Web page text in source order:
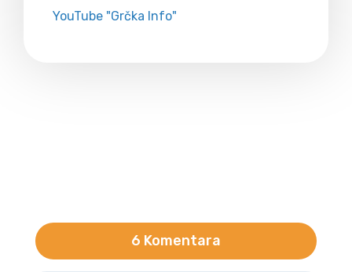
YouTube "Grčka Info"
6 Komentara